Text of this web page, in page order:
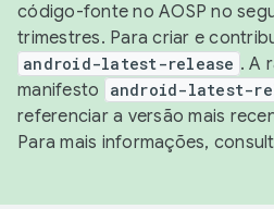
código-fonte no AOSP no
trimestres. Para criar e
android-latest-release . A
manifesto
android-latest-
referenciar a versão mais
Para mais informações,